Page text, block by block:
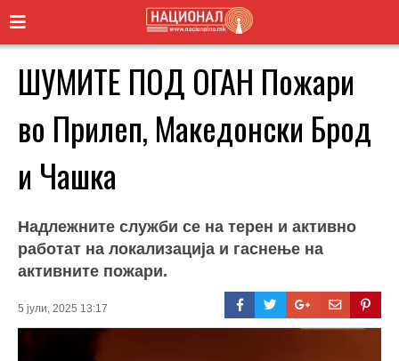
ШУМИТЕ ПОД ОГАН Пожари
во Прилеп, Македонски Брод
и Чашка
Надлежните служби се на терен и активно
работат на локализација и гаснење на
активните пожари.
5 јули, 2025 13:17